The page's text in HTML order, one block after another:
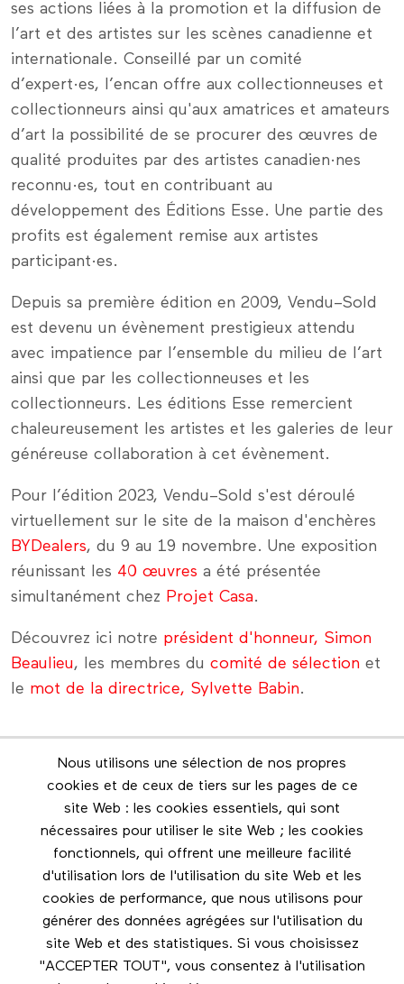
ses actions liées à la promotion et la diffusion de
l’art et des artistes sur les scènes canadienne et
internationale. Conseillé par un comité
d’expert·es, l’encan offre aux collectionneuses et
collectionneurs ainsi qu'aux amatrices et amateurs
d’art la possibilité de se procurer des œuvres de
qualité produites par des artistes canadien·nes
reconnu·es, tout en contribuant au
développement des Éditions Esse. Une partie des
profits est également remise aux artistes
participant·es.
Depuis sa première édition en 2009, Vendu–Sold
est devenu un évènement prestigieux attendu
avec impatience par l’ensemble du milieu de l’art
ainsi que par les collectionneuses et les
collectionneurs. Les éditions Esse remercient
chaleureusement les artistes et les galeries de leur
généreuse collaboration à cet évènement.
Pour l’édition 2023, Vendu–Sold s'est déroulé
virtuellement sur le site de la maison d'enchères
BYDealers, du 9 au 19 novembre. Une exposition
réunissant les 40 œuvres a été présentée
simultanément chez Projet Casa.
Découvrez ici notre président d'honneur, Simon
Beaulieu, les membres du comité de sélection et
le mot de la directrice, Sylvette Babin.
Nous utilisons une sélection de nos propres
cookies et de ceux de tiers sur les pages de ce
site Web : les cookies essentiels, qui sont
nécessaires pour utiliser le site Web ; les cookies
fonctionnels, qui offrent une meilleure facilité
d'utilisation lors de l'utilisation du site Web et les
cookies de performance, que nous utilisons pour
générer des données agrégées sur l'utilisation du
site Web et des statistiques. Si vous choisissez
"ACCEPTER TOUT", vous consentez à l'utilisation
Infolettre
Restez en contact grâce à l'infolettre
Footer menu
Les éditions Esse
Instagram
Facebook